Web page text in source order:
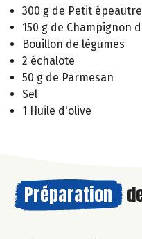
300 g de Petit épeautre
150 g de Champignon
Bouillon de légumes
2 échalote
50 g de Parmesan
Sel
1 Huile d'olive
Préparation